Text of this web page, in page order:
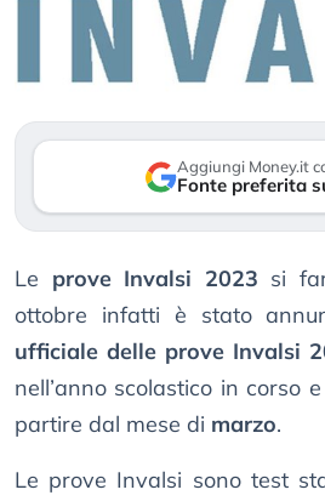
Aggiungi Money.it
Fonte preferita
Le prove Invalsi 2023 si
ottobre infatti è stato
ufficiale delle prove Invalsi
nell’anno scolastico in corso
partire dal mese di marzo.
Le prove Invalsi sono test